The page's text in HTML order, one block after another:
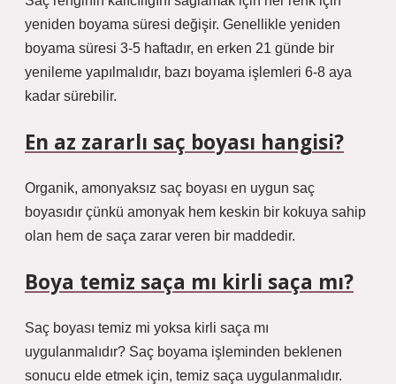
yeniden boyama süresi değişir. Genellikle yeniden
boyama süresi 3-5 haftadır, en erken 21 günde bir
yenileme yapılmalıdır, bazı boyama işlemleri 6-8 aya
kadar sürebilir.
En az zararlı saç boyası hangisi?
Organik, amonyaksız saç boyası en uygun saç
boyasıdır çünkü amonyak hem keskin bir kokuya sahip
olan hem de saça zarar veren bir maddedir.
Boya temiz saça mı kirli saça mı?
Saç boyası temiz mi yoksa kirli saça mı
uygulanmalıdır? Saç boyama işleminden beklenen
sonucu elde etmek için, temiz saça uygulanmalıdır.